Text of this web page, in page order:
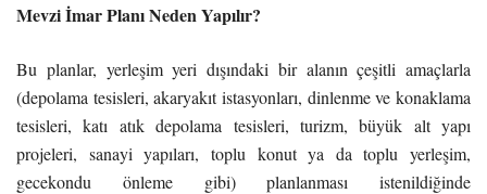
Mevzi İmar Planı Neden Yapılır?
Bu planlar, yerleşim yeri dışındaki bir alanın çeşitli amaçlarla
(depolama tesisleri, akaryakıt istasyonları, dinlenme ve konaklama
tesisleri, katı atık depolama tesisleri, turizm, büyük alt yapı
projeleri, sanayi yapıları, toplu konut ya da toplu yerleşim,
gecekondu önleme gibi) planlanması istenildiğinde